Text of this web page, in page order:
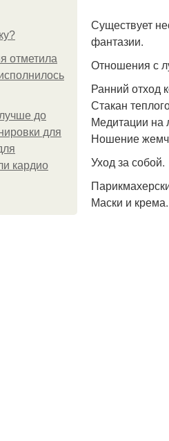
отметила
до
для
кардио
Существует
фантазии.
Отношения с
Ранний отход
Стакан
Медитации на
Ношение
Уход за собой.
Маски и крема.